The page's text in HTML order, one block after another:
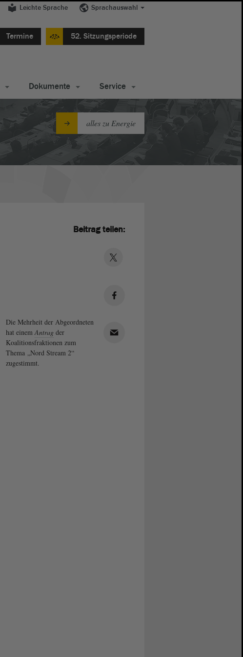
Leichte Sprache Sprachauswahl
Termine 52. Sitzungsperiode
Dokumente Service
alles zu Energie
Die Mehrheit der Abgeordneten
hat einemAntragder
Koalitionsfraktionen zum
Thema „Nord Stream 2“
zugestimmt.
Beitrag teilen: